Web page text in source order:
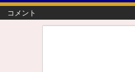
コメント